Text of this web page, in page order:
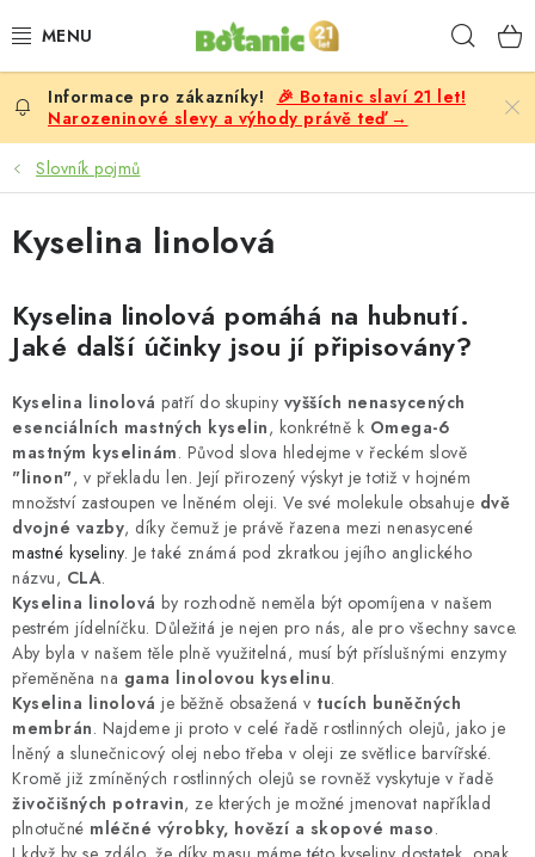
na
PREMIUM
DOPLŇKY STRAVY
CÍLE
SLEVY, AKCE
BESTSELLERY
ŽENY
MUŽI
OSTATNÍ
DOVOLENÁ
Doprava a platba Recenze
Věrnostní program
Proč Botanic?
Kontakty
🎉 Botanic slaví 21 let!
Narozeninové slevy a výhody právě teď →
Slovník pojmů
Kyselina linolová
Kyselina linolová pomáhá na hubnutí.
Jaké další účinky jsou jí připisovány?
Kyselina linolová patří do skupiny vyšších nenasycených
esenciálních mastných kyselin, konkrétně k Omega-6
mastným kyselinám. Původ slova hledejme v řeckém slově
"linon", v překladu len. Její přirozený výskyt je totiž v hojném
množství zastoupen ve lněném oleji. Ve své molekule obsahuje dvě
dvojné vazby, díky čemuž je právě řazena mezi nenasycené
mastné kyseliny. Je také známá pod zkratkou jejího anglického
názvu, CLA.
Kyselina linolová by rozhodně neměla být opomíjena v našem
pestrém jídelníčku. Důležitá je nejen pro nás, ale pro všechny savce.
Aby byla v našem těle plně využitelná, musí být příslušnými enzymy
přeměněna na gama linolovou kyselinu.
Kyselina linolová je běžně obsažená v tucích buněčných
membrán. Najdeme ji proto v celé řadě rostlinných olejů, jako je
lněný a slunečnicový olej nebo třeba v oleji ze světlice barvířské.
Kromě již zmíněných rostlinných olejů se rovněž vyskytuje v řadě
živočišných potravin, ze kterých je možné jmenovat například
plnotučné mléčné výrobky, hovězí a skopové maso.